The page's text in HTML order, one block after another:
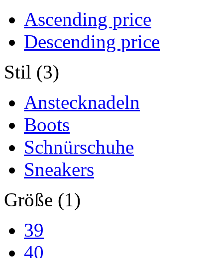
Ascending price
Descending price
Stil (3)
Anstecknadeln
Boots
Schnürschuhe
Sneakers
Größe (1)
39
40